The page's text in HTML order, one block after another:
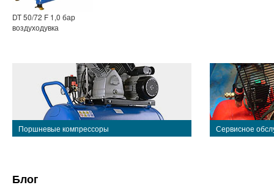
DT 50/72 F 1,0 бар
воздуходувка
Поршневые компрессоры Сервисное
Блог